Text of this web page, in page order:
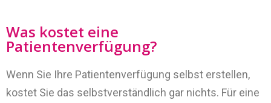
Was kostet eine
Patientenverfügung?
Wenn Sie Ihre Patientenverfügung selbst erstellen,
kostet Sie das selbstverständlich gar nichts. Für eine